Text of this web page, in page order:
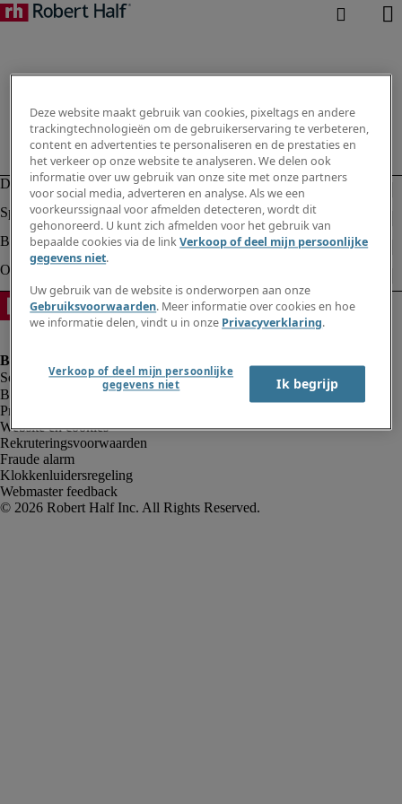
Bedrijfsinformatie
Privacyverklaring
Website en cookies
Rekruteringsvoorwaarden
Fraude alarm
Klokkenluidersregeling
Webmaster feedback
Deze website maakt gebruik van cookies, pixeltags en andere
trackingtechnologieën om de gebruikerservaring te verbeteren,
content en advertenties te personaliseren en de prestaties en
het verkeer op onze website te analyseren. We delen ook
informatie over uw gebruik van onze site met onze partners
voor social media, adverteren en analyse. Als we een
voorkeurssignaal voor afmelden detecteren, wordt dit
gehonoreerd. U kunt zich afmelden voor het gebruik van
bepaalde cookies via de linkVerkoop of deel mijn persoonlijke
gegevens niet.
Uw gebruik van de website is onderworpen aan onze
Gebruiksvoorwaarden. Meer informatie over cookies en hoe
we informatie delen, vindt u in onze Privacyverklaring.
Verkoop of deel mijn persoonlijke
gegevens niet
Ik begrijp